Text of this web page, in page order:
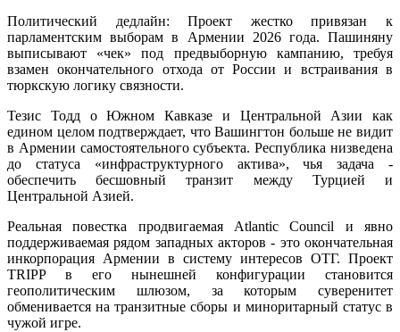
Политический дедлайн: Проект жестко привязан к
парламентским выборам в Армении 2026 года. Пашиняну
выписывают «чек» под предвыборную кампанию, требуя
взамен окончательного отхода от России и встраивания в
тюркскую логику связности.
Тезис Тодд о Южном Кавказе и Центральной Азии как
едином целом подтверждает, что Вашингтон больше не видит
в Армении самостоятельного субъекта. Республика низведена
до статуса «инфраструктурного актива», чья задача -
обеспечить бесшовный транзит между Турцией и
Центральной Азией.
Реальная повестка продвигаемая Atlantic Council и явно
поддерживаемая рядом западных акторов - это окончательная
инкорпорация Армении в систему интересов ОТГ. Проект
TRIPP в его нынешней конфигурации становится
геополитическим шлюзом, за которым суверенитет
обменивается на транзитные сборы и миноритарный статус в
чужой игре.